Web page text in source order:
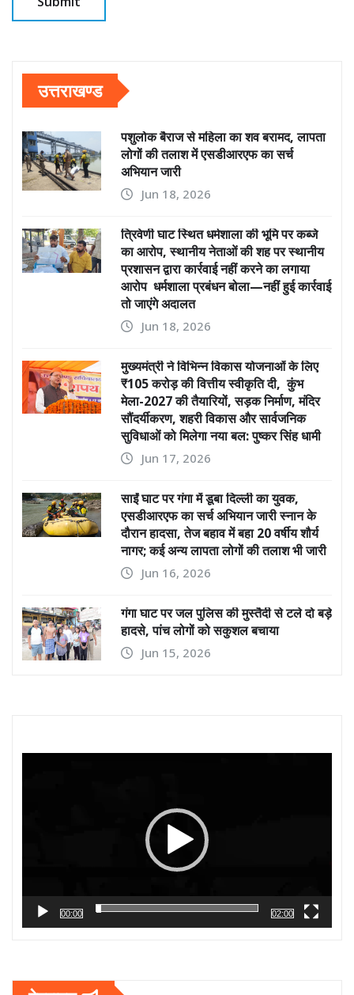
उत्तराखण्ड
पशुलोक बैराज से महिला का शव बरामद, लापता
लोगों की तलाश में एसडीआरएफ का सर्च
अभियान जारी
Jun 18, 2026
त्रिवेणी घाट स्थित धर्मशाला की भूमि पर कब्जे
का आरोप, स्थानीय नेताओं की शह पर स्थानीय
प्रशासन द्वारा कार्रवाई नहीं करने का लगाया
आरोप धर्मशाला प्रबंधन बोला—नहीं हुई कार्रवाई
तो जाएंगे अदालत
Jun 18, 2026
मुख्यमंत्री ने विभिन्न विकास योजनाओं के लिए
₹105 करोड़ की वित्तीय स्वीकृति दी, कुंभ
मेला-2027 की तैयारियों, सड़क निर्माण, मंदिर
सौंदर्यीकरण, शहरी विकास और सार्वजनिक
सुविधाओं को मिलेगा नया बल: पुष्कर सिंह धामी
Jun 17, 2026
साईं घाट पर गंगा में डूबा दिल्ली का युवक,
एसडीआरएफ का सर्च अभियान जारी स्नान के
दौरान हादसा, तेज बहाव में बहा 20 वर्षीय शौर्य
नागर; कई अन्य लापता लोगों की तलाश भी जारी
Jun 16, 2026
गंगा घाट पर जल पुलिस की मुस्तैदी से टले दो बड़े
हादसे, पांच लोगों को सकुशल बचाया
Jun 15, 2026
00:00 02:00